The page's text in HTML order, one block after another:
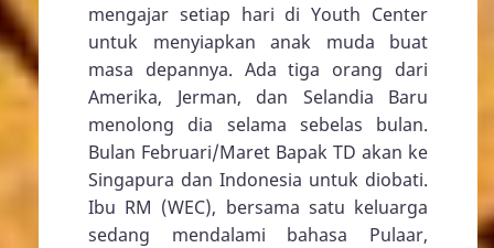
mengajar setiap hari di Youth Center
untuk menyiapkan anak muda buat
masa depannya. Ada tiga orang dari
Amerika, Jerman, dan Selandia Baru
menolong dia selama sebelas bulan.
Bulan Februari/Maret Bapak TD akan ke
Singapura dan Indonesia untuk diobati.
Ibu RM (WEC), bersama satu keluarga
sedang mendalami bahasa Pulaar,